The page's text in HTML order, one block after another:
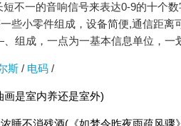
短不一的音响信号来表达0-9的十
些小零件组成，设备简便,通信距
组成，一点为一基本信息单位，一
斯 / 电码 /
画是室内养还是室外)
睡不消残酒(《如梦令昨夜雨疏风骤